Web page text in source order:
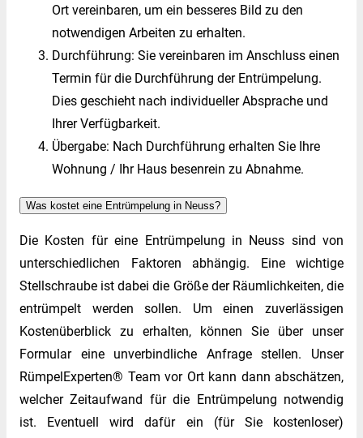
Ort vereinbaren, um ein besseres Bild zu den
notwendigen Arbeiten zu erhalten.
Durchführung: Sie vereinbaren im Anschluss einen
Termin für die Durchführung der Entrümpelung.
Dies geschieht nach individueller Absprache und
Ihrer Verfügbarkeit.
Übergabe: Nach Durchführung erhalten Sie Ihre
Wohnung / Ihr Haus besenrein zu Abnahme.
Was kostet eine Entrümpelung in Neuss?
Die Kosten für eine Entrümpelung in Neuss sind von
unterschiedlichen Faktoren abhängig. Eine wichtige
Stellschraube ist dabei die Größe der Räumlichkeiten, die
entrümpelt werden sollen. Um einen zuverlässigen
Kostenüberblick zu erhalten, können Sie über unser
Formular eine unverbindliche Anfrage stellen. Unser
RümpelExperten® Team vor Ort kann dann abschätzen,
welcher Zeitaufwand für die Entrümpelung notwendig
ist. Eventuell wird dafür ein (für Sie kostenloser)